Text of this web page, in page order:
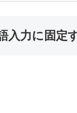
入力に固定